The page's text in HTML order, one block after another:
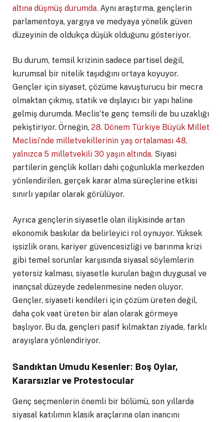
altına düşmüş durumda. Aynı araştırma, gençlerin
parlamentoya, yargıya ve medyaya yönelik güven
düzeyinin de oldukça düşük olduğunu gösteriyor.
Bu durum, temsil krizinin sadece partisel değil,
kurumsal bir nitelik taşıdığını ortaya koyuyor.
Gençler için siyaset, çözüme kavuşturucu bir mecra
olmaktan çıkmış, statik ve dışlayıcı bir yapı haline
gelmiş durumda. Meclis’te genç temsili de bu uzaklığı
pekiştiriyor. Örneğin, 28. Dönem Türkiye Büyük Millet
Meclisi’nde milletvekillerinin yaş ortalaması 48,
yalnızca 5 milletvekili 30 yaşın altında. Siyasi
partilerin gençlik kolları dahi çoğunlukla merkezden
yönlendirilen, gerçek karar alma süreçlerine etkisi
sınırlı yapılar olarak görülüyor.
Ayrıca gençlerin siyasetle olan ilişkisinde artan
ekonomik baskılar da belirleyici rol oynuyor. Yüksek
işsizlik oranı, kariyer güvencesizliği ve barınma krizi
gibi temel sorunlar karşısında siyasal söylemlerin
yetersiz kalması, siyasetle kurulan bağın duygusal ve
inançsal düzeyde zedelenmesine neden oluyor.
Gençler, siyaseti kendileri için çözüm üreten değil,
daha çok vaat üreten bir alan olarak görmeye
başlıyor. Bu da, gençleri pasif kılmaktan ziyade, farklı
arayışlara yönlendiriyor.
Sandıktan Umudu Kesenler: Boş Oylar,
Kararsızlar ve Protestocular
Genç seçmenlerin önemli bir bölümü, son yıllarda
siyasal katılımın klasik araçlarına olan inancını